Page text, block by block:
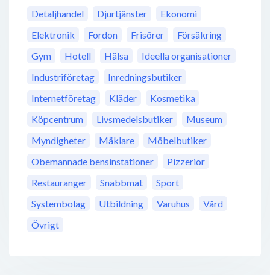
Detaljhandel
Djurtjänster
Ekonomi
Elektronik
Fordon Frisörer
Försäkring
Gym
Hotell Hälsa
Ideella organisationer
Industriföretag
Inredningsbutiker
Internetföretag
Kläder
Kosmetika
Köpcentrum
Livsmedelsbutiker
Museum
Myndigheter
Mäklare
Möbelbutiker
Obemannade bensinstationer
Pizzerior
Restauranger
Snabbmat
Sport
Systembolag
Utbildning Varuhus
Vård
Övrigt